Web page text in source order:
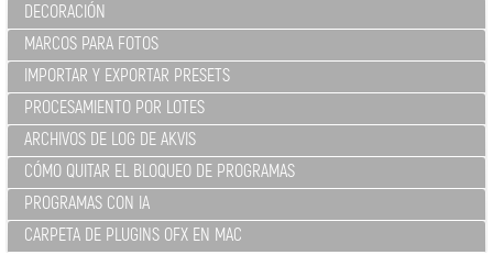
DECORACIÓN
MARCOS PARA FOTOS
IMPORTAR Y EXPORTAR PRESETS
PROCESAMIENTO POR LOTES
ARCHIVOS DE LOG DE AKVIS
CÓMO QUITAR EL BLOQUEO DE PROGRAMAS
PROGRAMAS CON IA
CARPETA DE PLUGINS OFX EN MAC